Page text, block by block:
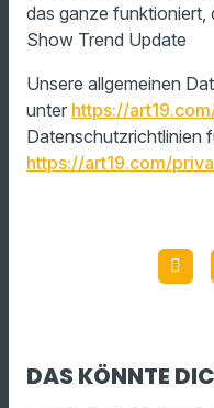
das ganze funktioniert,
Show Trend Update
Unsere allgemeinen
unter https://
Datenschutzrichtlinien
https://art19.com/
DAS KÖNNTE